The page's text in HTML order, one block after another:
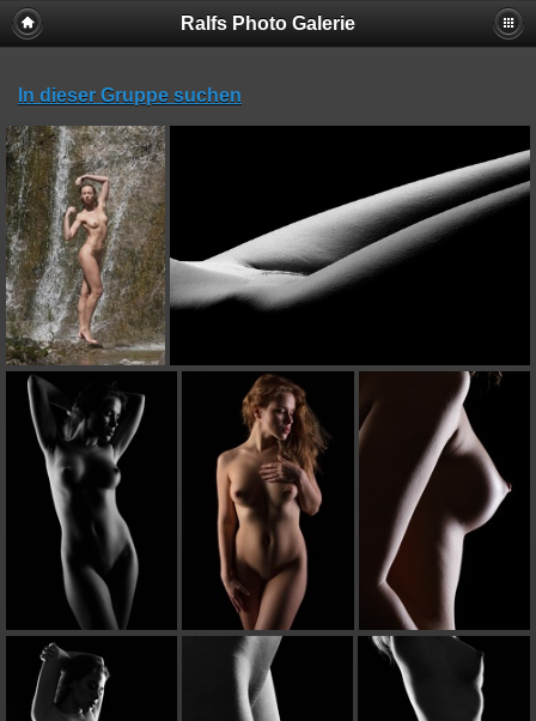
Ralfs Photo Galerie
In dieser Gruppe suchen